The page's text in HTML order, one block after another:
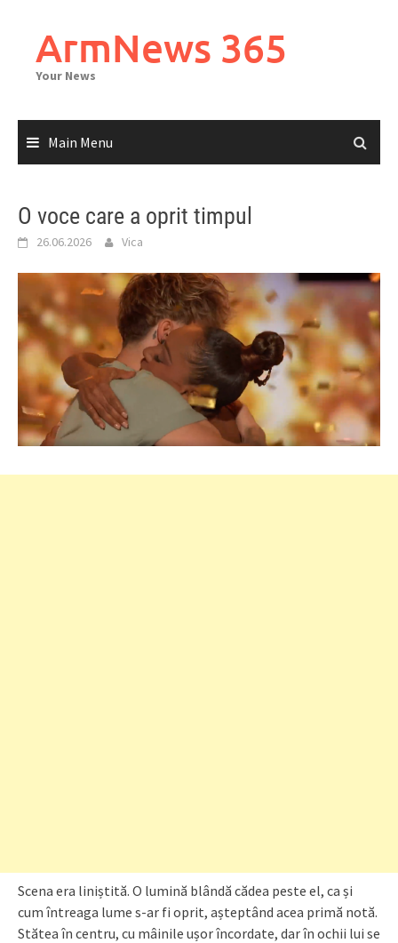
contentArmNews 365
Your News
Main Menu
O voce care a oprit timpul
26.06.2026 Vica
Scena era liniștită. O lumină blândă cădea peste el, ca și
cum întreaga lume s-ar fi oprit, așteptând acea primă notă.
Stătea în centru, cu mâinile ușor încordate, dar în ochii lui se